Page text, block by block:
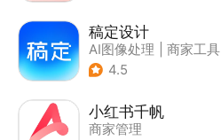
稿定设计
AI图像处理
商家工具
4.5
小红书千帆
商家管理